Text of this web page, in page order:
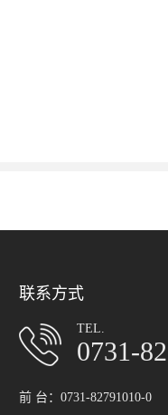
联系方式
TEL.
0731-
前 台：0731-82791010-0